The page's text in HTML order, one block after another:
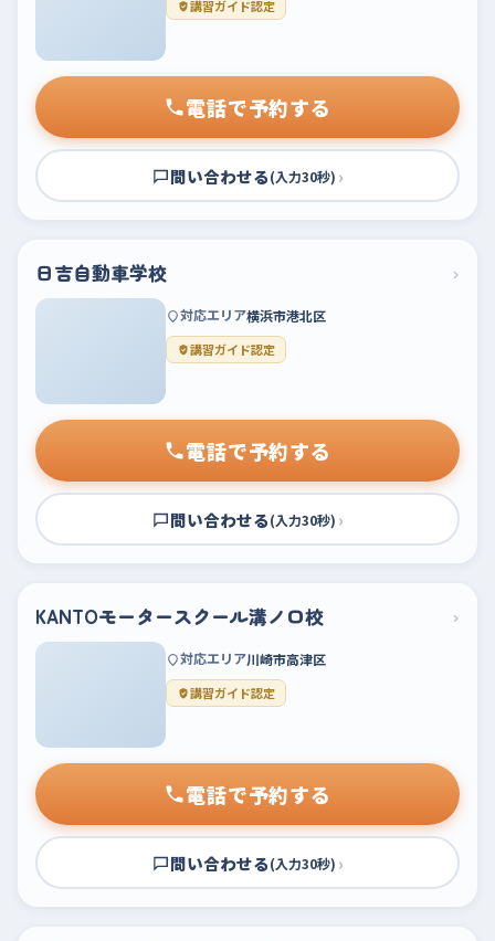
講習ガイド認定
電話で予約する
問い合わせる(入力30秒) ›
日吉自動車学校 ›
対応エリア横浜市港北区
講習ガイド認定
電話で予約する
問い合わせる(入力30秒) ›
KANTOモータースクール溝ノ口校 ›
対応エリア川崎市高津区
講習ガイド認定
電話で予約する
問い合わせる(入力30秒) ›